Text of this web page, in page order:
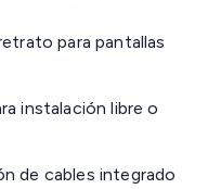
para pantallas
instalación libre o
de cables integrado